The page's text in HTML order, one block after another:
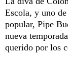
Escola, y uno
popular, Pipe
nueva
querido por los